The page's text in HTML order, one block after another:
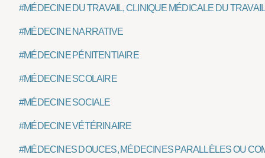
#MÉDECINE DU TRAVAIL, CLINIQUE MÉDICALE DU
#MÉDECINE NARRATIVE
#MÉDECINE PÉNITENTIAIRE
#MÉDECINE SCOLAIRE
#MÉDECINE SOCIALE
#MÉDECINE VÉTÉRINAIRE
#MÉDECINES DOUCES, MÉDECINES PARALLÈLES OU